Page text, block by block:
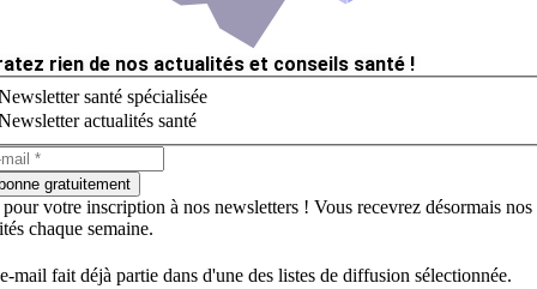
rien de nos actualités et conseils santé !
santé spécialisée
actualités santé
gratuitement
votre inscription à nos newsletters ! Vous recevrez désormais nos
chaque semaine.
mail fait déjà partie dans d'une des listes de diffusion sélectionnée.